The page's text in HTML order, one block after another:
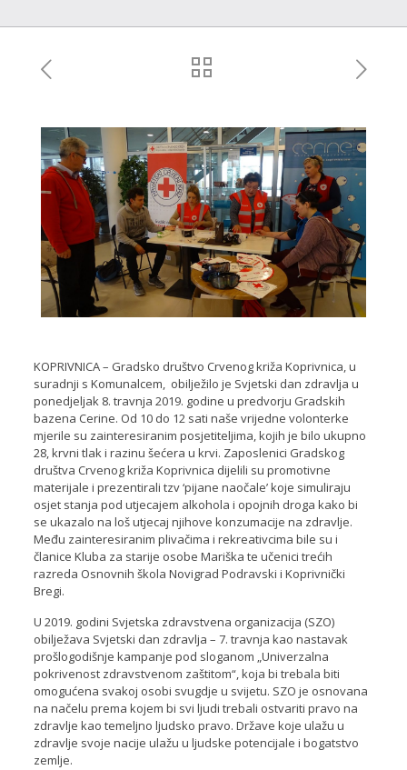
KOPRIVNICA – Gradsko društvo Crvenog križa Koprivnica, u
suradnji s Komunalcem, obilježilo je Svjetski dan zdravlja u
ponedjeljak 8. travnja 2019. godine u predvorju Gradskih
bazena Cerine. Od 10 do 12 sati naše vrijedne volonterke
mjerile su zainteresiranim posjetiteljima, kojih je bilo ukupno
28, krvni tlak i razinu šećera u krvi. Zaposlenici Gradskog
društva Crvenog križa Koprivnica dijelili su promotivne
materijale i prezentirali tzv ‘pijane naočale’ koje simuliraju
osjet stanja pod utjecajem alkohola i opojnih droga kako bi
se ukazalo na loš utjecaj njihove konzumacije na zdravlje.
Među zainteresiranim plivačima i rekreativcima bile su i
članice Kluba za starije osobe Mariška te učenici trećih
razreda Osnovnih škola Novigrad Podravski i Koprivnički
Bregi.
U 2019. godini Svjetska zdravstvena organizacija (SZO)
obilježava Svjetski dan zdravlja – 7. travnja kao nastavak
prošlogodišnje kampanje pod sloganom „Univerzalna
pokrivenost zdravstvenom zaštitom“, koja bi trebala biti
omogućena svakoj osobi svugdje u svijetu. SZO je osnovana
na načelu prema kojem bi svi ljudi trebali ostvariti pravo na
zdravlje kao temeljno ljudsko pravo. Države koje ulažu u
zdravlje svoje nacije ulažu u ljudske potencijale i bogatstvo
zemlje.